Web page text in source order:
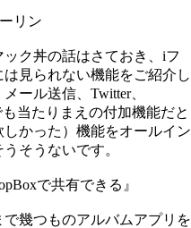
リン
ク丼の話はさておき、iフ
見られない機能をご紹介し
ール送信、Twitter、
当たりまえの付加機能だと
かった）機能をオールイン
そうないです。
で共有できる』
幾つものアルバムアプリを